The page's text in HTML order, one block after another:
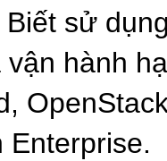
Biết sử
hành
Enterprise.